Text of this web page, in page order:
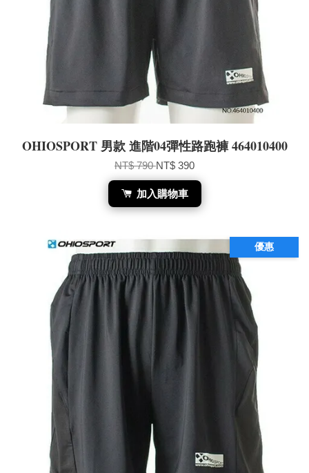
OHIOSPORT 男款 進階04彈性路跑褲 464010400
NT$ 790NT$ 390
加入購物車
優惠